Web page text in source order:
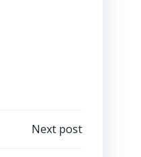
Next post